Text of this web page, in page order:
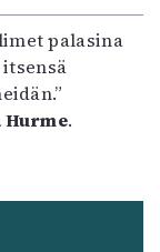
palasina
Hurme.